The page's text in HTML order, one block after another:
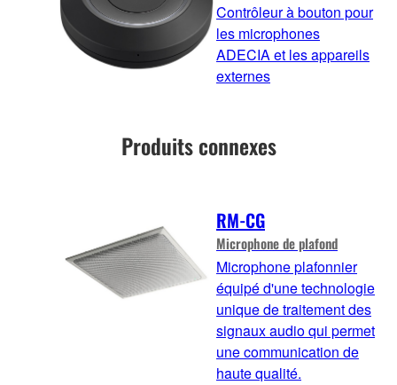
Contrôleur à bouton pour
les microphones
ADECIA et les appareils
externes
Produits connexes
RM-CG
Microphone de plafond
Microphone plafonnier
équipé d'une technologie
unique de traitement des
signaux audio qui permet
une communication de
haute qualité.